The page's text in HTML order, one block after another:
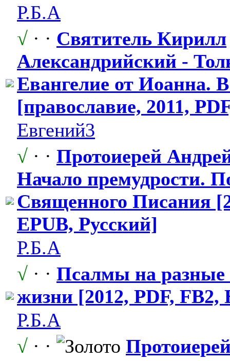
Р.Б.А
√ · · Святитель Кирилл
Александрийс​кий -
Евангелие от Иоанна.
[православие, 2011,
Евгений3
√ · · Протоиерей
Начало премудрости.
Священного Писания
EPUB, Русский]
Р.Б.А
√ · · Псалмы на разные
жизни [2012, PDF, FB2,
Р.Б.А
√ · ·